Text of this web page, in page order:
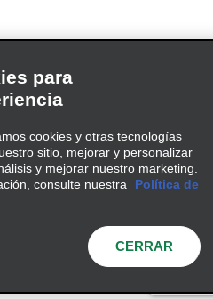
Política de privacidad
cookies
del Consumidor
Todos los derechos
para
cookies y otras tecnologías
sitio, mejorar y personalizar
y mejorar nuestro marketing.
consulte nuestra
Política de
CERRAR